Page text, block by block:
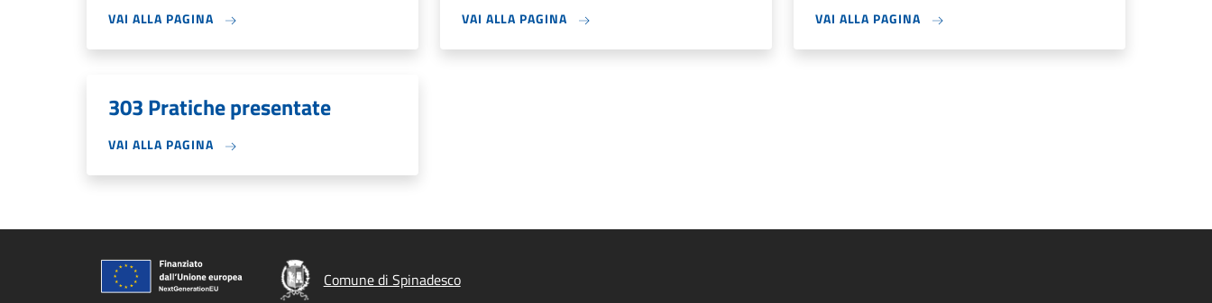
VAI ALLA PAGINA VAI ALLA PAGINA VAI ALLA PAGINA
303 Pratiche presentate
VAI ALLA PAGINA
Comune di Spinadesco